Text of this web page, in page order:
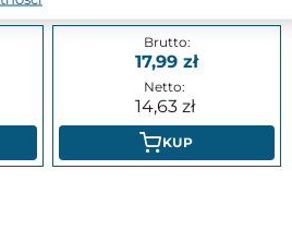
17,99
14,63
KUP